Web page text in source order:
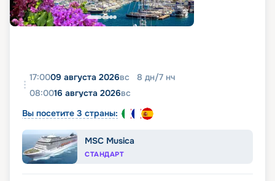
17:0009 августа 2026вс 8 дн/7 нч
08:0016 августа 2026вс
Вы посетите 3 страны:
MSC Musica
СТАНДАРТ